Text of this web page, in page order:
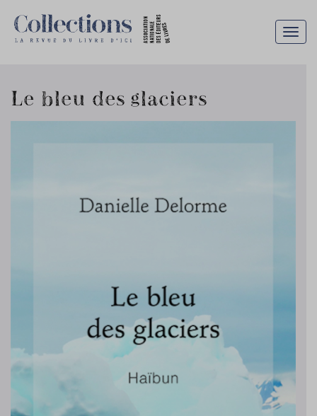
Le bleu des glaciers